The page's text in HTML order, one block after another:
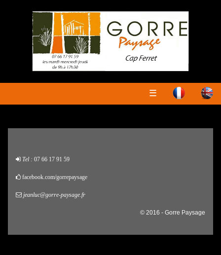
☰
Tel : 07 66 17 91 59
facebook.com/gorrepaysage
jeanluc@gorre-paysage.fr
© 2016 - Gorre Paysage